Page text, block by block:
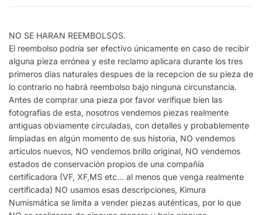
NO SE HARAN REEMBOLSOS.
El reembolso podría ser efectivo únicamente en caso de recibir
alguna pieza errónea y este reclamo aplicara durante los tres
primeros dias naturales despues de la recepcion de su pieza de
lo contrario no habrá reembolso bajo ninguna circunstancia.
Antes de comprar una pieza por favor verifique bien las
fotografías de esta, nosotros vendemos piezas realmente
antiguas obviamente circuladas, con detalles y probablemente
limpiadas en algún momento de sus historia, NO vendemos
artículos nuevos, NO vendemos brillo original, NO vendemos
estados de conservación propios de una compañía
certificadora (VF, XF,MS etc… al menos que venga realmente
certificada) NO usamos esas descripciones, Kimura
Numismática se limita a vender piezas auténticas, por lo que